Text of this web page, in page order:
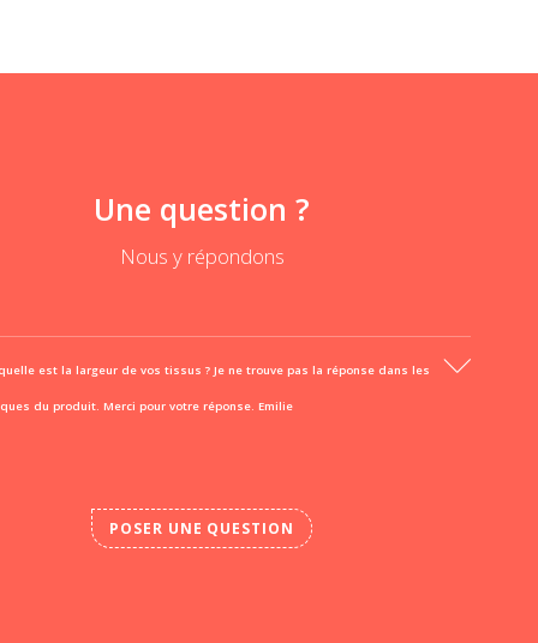
Une question ?
Nous y répondons
est la largeur de vos tissus ? Je ne trouve pas la réponse dans les
du produit. Merci pour votre réponse. Emilie
POSER UNE QUESTION